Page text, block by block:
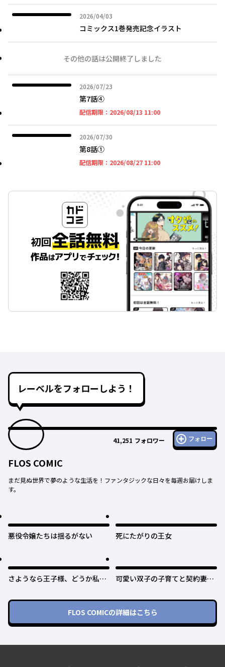
2026/04/03
2026年04月03日
コミックス1巻発売記念イラスト
その他の話は公開終了しました
2026/07/23
2026年07月23日
第7話④
配信期限： 2026/08/13 11:002026年08月13日 11時
2026/07/30
2026年07月30日
第8話①
配信期限： 2026/08/27 11:002026年08月27日 11時
レーベルをフォローしよう！
41,251 フォロワー フォロー
FLOS COMIC
まだ見ぬ世界で夢のような生活を！ファンタジックな日々を毎週お届けしま
す。
悪役令嬢たちは揺るがない 死にたがりの王女
さようなら王子様、どうか私の
可愛い双子の子育てと契約妻は
FLOS COMICの詳細はこちら